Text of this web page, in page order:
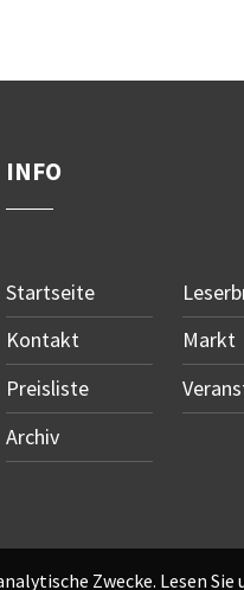
INFO
Startseite
Kontakt
Preisliste
Archiv
Markt
Zwecke. Lesen Sie